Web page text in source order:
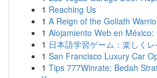
1 Reaching Us
1 A Reign of the Goliath
1 Alojamiento Web en
1 日本語学習ゲーム：楽しくレ
1 San Francisco Luxury Car
1 Tips 777Winrate: Bedah